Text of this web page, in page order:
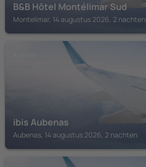
B&B Hôtel Montélimar Sud
Montelimar, 14 augustus 2026, 2 nachten
ibis Aubenas
Aubenas, 14 augustus 2026, 2 nachten